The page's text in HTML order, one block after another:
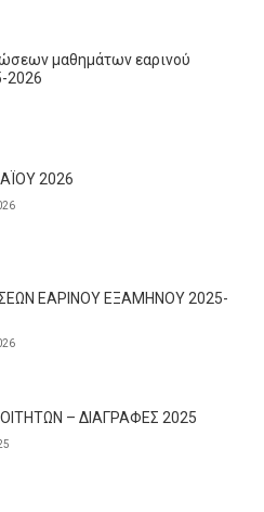
μαθημάτων εαρινού
2026
2026
ΕΑΡΙΝΟΥ ΕΞΑΜΗΝΟΥ 2025-
– ΔΙΑΓΡΑΦΕΣ 2025